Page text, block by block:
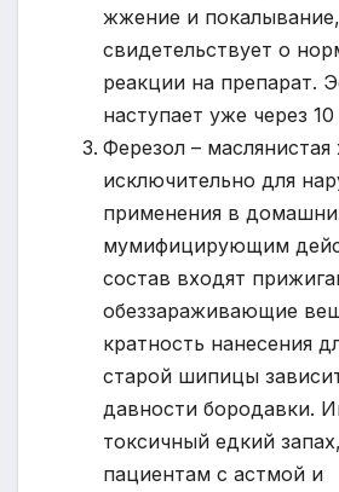
жжение и
свидетельствует о
реакции на препарат.
наступает уже через
Ферезол –
исключительно для
применения в
мумифицирующим
состав входят
обеззараживающие
кратность нанесения
старой шипицы
давности бородавки.
токсичный едкий
пациентам с астмой и